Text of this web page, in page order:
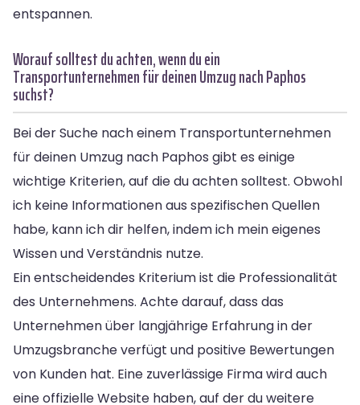
entspannen.
Worauf solltest du achten, wenn du ein
Transportunternehmen für deinen Umzug nach Paphos
suchst?
Bei der Suche nach einem Transportunternehmen
für deinen Umzug nach Paphos gibt es einige
wichtige Kriterien, auf die du achten solltest. Obwohl
ich keine Informationen aus spezifischen Quellen
habe, kann ich dir helfen, indem ich mein eigenes
Wissen und Verständnis nutze.
Ein entscheidendes Kriterium ist die Professionalität
des Unternehmens. Achte darauf, dass das
Unternehmen über langjährige Erfahrung in der
Umzugsbranche verfügt und positive Bewertungen
von Kunden hat. Eine zuverlässige Firma wird auch
eine offizielle Website haben, auf der du weitere